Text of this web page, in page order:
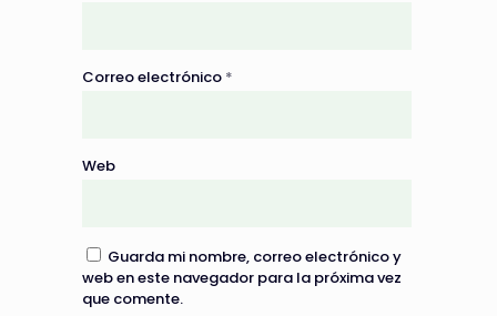
Correo electrónico *
Web
Guarda mi nombre, correo electrónico y
web en este navegador para la próxima vez
que comente.